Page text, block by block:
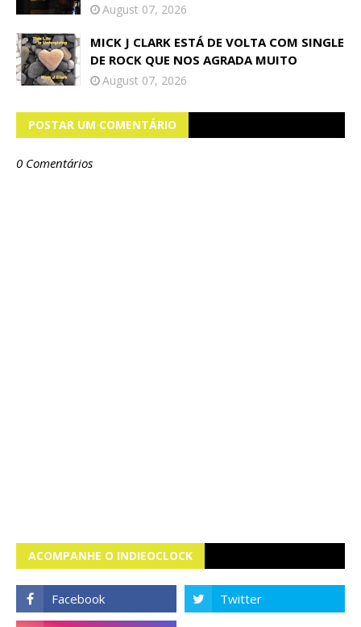
August 07, 2026
MICK J CLARK ESTÁ DE VOLTA COM SINGLE
DE ROCK QUE NOS AGRADA MUITO
August 07, 2026
POSTAR UM COMENTÁRIO
0 Comentários
ACOMPANHE O INDIEOCLOCK